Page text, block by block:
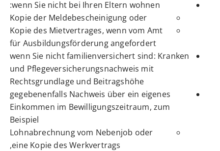
wenn Sie nicht bei Ihren Eltern wohnen:
Kopie der Meldebescheinigung oder
Kopie des Mietvertrages, wenn vom Amt
für Ausbildungsförderung angefordert
wenn Sie nicht familienversichert sind: Kranken
und Pflegeversicherungsnachweis mit
Rechtsgrundlage und Beitragshöhe
gegebenenfalls Nachweis über ein eigenes
Einkommen im Bewilligungszeitraum, zum
Beispiel
Lohnabrechnung vom Nebenjob oder
eine Kopie des Werkvertrags,